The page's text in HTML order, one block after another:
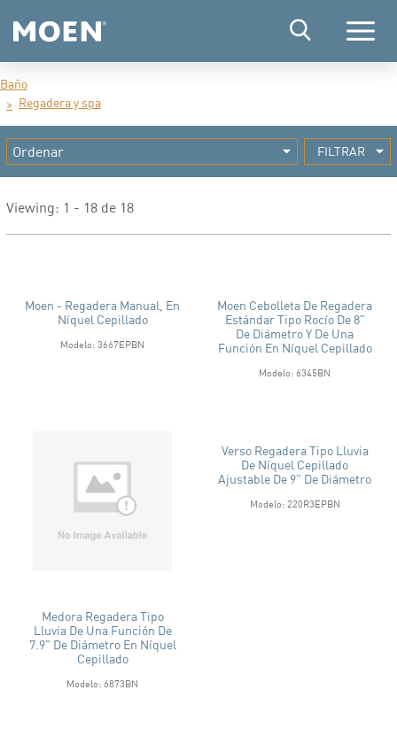
Menú
Baño
Regadera y spa
FILTRAR
Viewing: 1 - 18 de 18
Moen - Regadera Manual, En
Níquel Cepillado
Modelo: 3667EPBN
Moen Cebolleta De Regadera
Estándar Tipo Rocío De 8"
De Diámetro Y De Una
Función En Níquel Cepillado
Modelo: 6345BN
Medora Regadera Tipo
Lluvia De Una Función De
7.9" De Diámetro En Níquel
Cepillado
Modelo: 6873BN
Verso Regadera Tipo Lluvia
De Níquel Cepillado
Ajustable De 9" De Diámetro
Modelo: 220R3EPBN